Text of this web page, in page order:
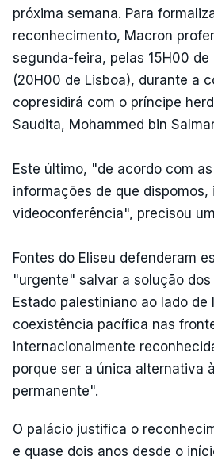
próxima semana. Para
reconhecimento, Macron
segunda-feira, pelas 15H00 de
(20H00 de Lisboa), durante a
copresidirá com o príncipe
Saudita, Mohammed bin
Este último, "de acordo com
informações de que dispomos,
videoconferência", precisou
Fontes do Eliseu defenderam
"urgente" salvar a solução dos
Estado palestiniano ao lado de
coexistência pacífica nas
internacionalmente
porque ser a única alternativa
permanente".
O palácio justifica o
e quase dois anos desde o